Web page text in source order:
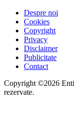
Despre noi
Cookies
Copyright
Privacy
Disclaimer
Publicitate
Contact
Copyright ©2026
rezervate.